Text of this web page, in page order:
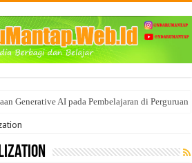
Generative AI pada Pembelajaran di